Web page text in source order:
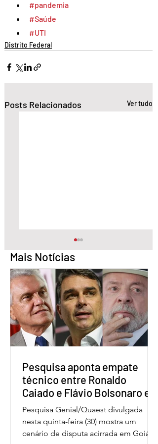
#pandemia
#Saúde
#UTI
Distrito Federal
Posts Relacionados Ver tudo
Quem é o Jornalista
Carlos Peixoto,
homenageado pela
CLDF no Dia da
Mais Notícias
Pesquisa aponta empate
técnico entre Ronaldo
Caiado e Flávio Bolsonaro em
Goiás
Pesquisa Genial/Quaest divulgada
nesta quinta-feira (30) mostra um
cenário de disputa acirrada em Goiás